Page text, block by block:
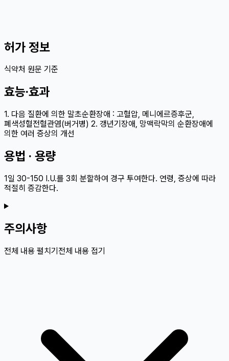
허가 정보
식약처 원문 기준
효능·효과
1. 다음 질환에 의한 말초순환장애 : 고혈압, 메니에르증후군,
폐색성혈전혈관염(버거병) 2. 갱년기장애, 망맥락막의 순환장애에
의한 여러 증상의 개선
용법 · 용량
1일 30-150 I.U.를 3회 분할하여 경구 투여한다. 연령, 증상에 따라
적절히 증감한다.
주의사항
전체 내용 펼치기전체 내용 접기